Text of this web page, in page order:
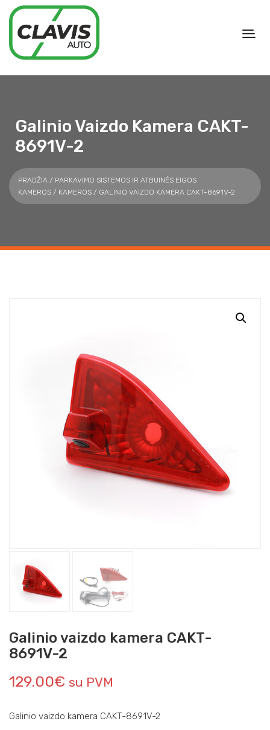
Galinio Vaizdo Kamera CAKT-
8691V-2
PRADŽIA / PARKAVIMO SISTEMOS IR ATBUINĖS EIGOS
KAMEROS / KAMEROS / GALINIO VAIZDO KAMERA CAKT-8691V-2
Galinio vaizdo kamera CAKT-
8691V-2
129.00€ su PVM
Galinio vaizdo kamera CAKT-8691V-2